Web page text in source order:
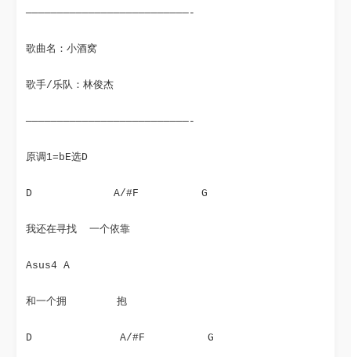
——————————————————————————-
歌曲名：小酒窝
歌手/乐队：林俊杰
——————————————————————————-
原调1=bE选D
D             A/#F          G
我还在寻找  一个依靠
Asus4 A
和一个拥        抱
D              A/#F          G